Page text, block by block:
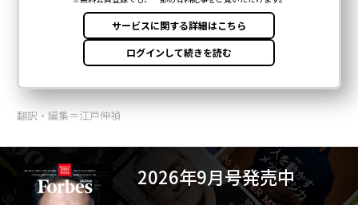
翻訳・編集＝江戸伸禎
2026年9月号発売中